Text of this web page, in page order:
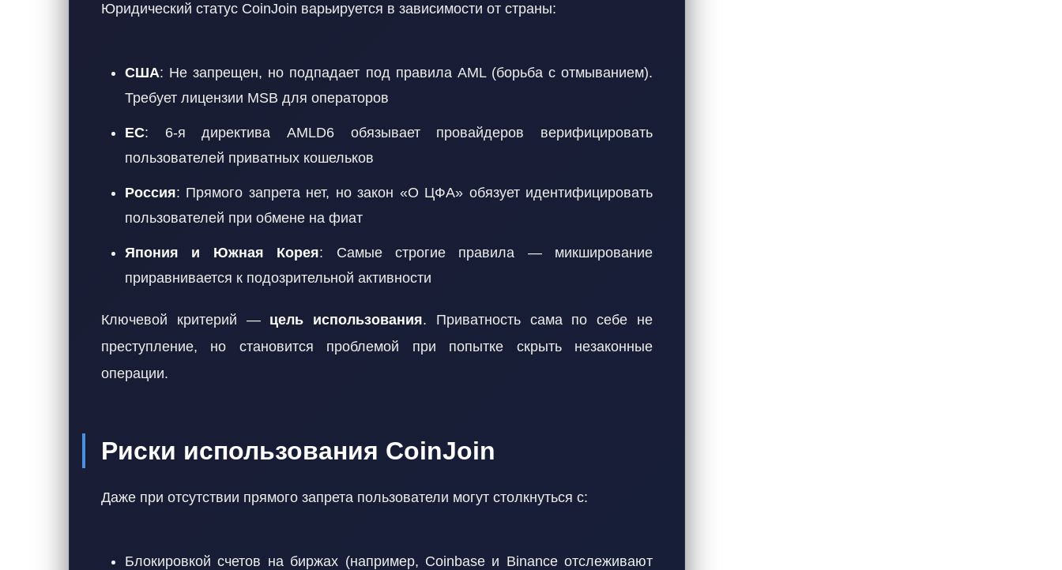
Юридический статус CoinJoin варьируется в зависимости от страны:
США: Не запрещен, но подпадает под правила AML (борьба с отмыванием).
Требует лицензии MSB для операторов
ЕС: 6-я директива AMLD6 обязывает провайдеров верифицировать
пользователей приватных кошельков
Россия: Прямого запрета нет, но закон «О ЦФА» обязует идентифицировать
пользователей при обмене на фиат
Япония и Южная Корея: Самые строгие правила — микширование
приравнивается к подозрительной активности
Ключевой критерий — цель использования. Приватность сама по себе не
преступление, но становится проблемой при попытке скрыть незаконные
операции.
Риски использования CoinJoin
Даже при отсутствии прямого запрета пользователи могут столкнуться с:
Блокировкой счетов на биржах (например, Coinbase и Binance отслеживают